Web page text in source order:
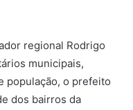
regional Rodrigo
municipais,
população, o prefeito
dos bairros da